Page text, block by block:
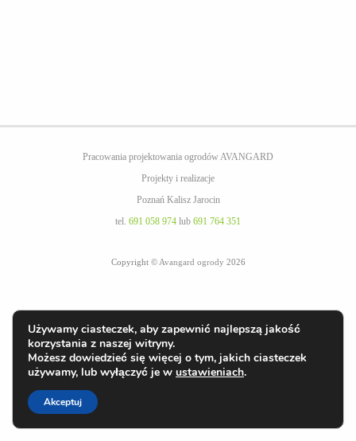
Pracowania projektowania ogrodów AVANGARD
Projekty i realizacje
Poznań Kalisz Jarocin
tel. 691 058 974 lub 691 764 351
Copyright ©Avangard ogrody 2026
Używamy ciasteczek, aby zapewnić najlepszą jakość
korzystania z naszej witryny.
Możesz dowiedzieć się więcej o tym, jakich ciasteczek
używamy, lub wyłączyć je w ustawieniach.
Akceptuj